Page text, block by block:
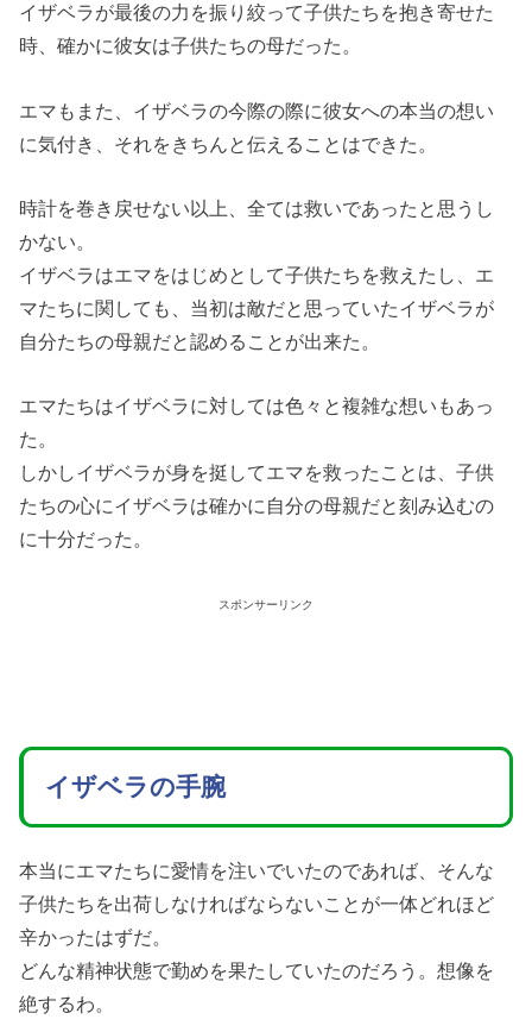
イザベラが最後の力を振り絞って子供たちを抱き寄せた
時、確かに彼女は子供たちの母だった。
エマもまた、イザベラの今際の際に彼女への本当の想い
に気付き、それをきちんと伝えることはできた。
時計を巻き戻せない以上、全ては救いであったと思うし
かない。
イザベラはエマをはじめとして子供たちを救えたし、エ
マたちに関しても、当初は敵だと思っていたイザベラが
自分たちの母親だと認めることが出来た。
エマたちはイザベラに対しては色々と複雑な想いもあっ
た。
しかしイザベラが身を挺してエマを救ったことは、子供
たちの心にイザベラは確かに自分の母親だと刻み込むの
に十分だった。
スポンサーリンク
イザベラの手腕
本当にエマたちに愛情を注いでいたのであれば、そんな
子供たちを出荷しなければならないことが一体どれほど
辛かったはずだ。
どんな精神状態で勤めを果たしていたのだろう。想像を
絶するわ。